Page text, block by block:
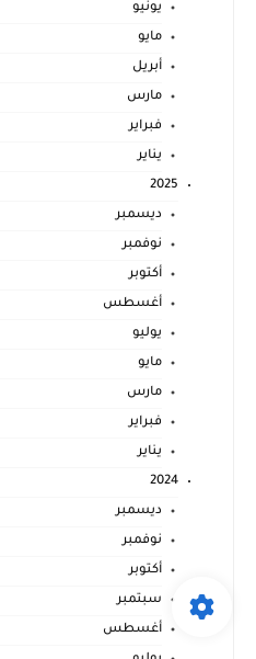
يونيو
مايو
أبريل
مارس
فبراير
يناير
2025
ديسمبر
نوفمبر
أكتوبر
أغسطس
يوليو
مايو
مارس
فبراير
يناير
2024
ديسمبر
نوفمبر
أكتوبر
سبتمبر
أغسطس